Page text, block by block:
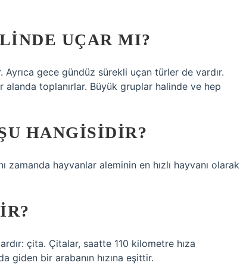
UÇAR MI?
Ayrıca gece gündüz sürekli uçan türler de vardır.
toplanırlar. Büyük gruplar halinde ve hep
HANGISIDIR?
zamanda hayvanlar aleminin en hızlı hayvanı olarak
çita. Çitalar, saatte 110 kilometre hıza
giden bir arabanın hızına eşittir.